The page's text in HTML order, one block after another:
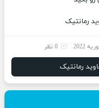
0 نظر
رمانتیک